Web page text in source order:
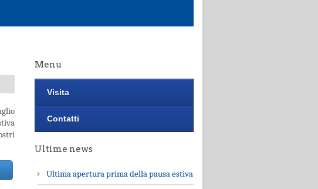
Menu
Visita
Contatti
Ultime news
Ultima apertura prima della pausa estiva